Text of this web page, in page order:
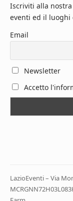
Iscriviti alla
eventi ed il luoghi
Email
Newsletter
Accetto
LazioEventi – Via